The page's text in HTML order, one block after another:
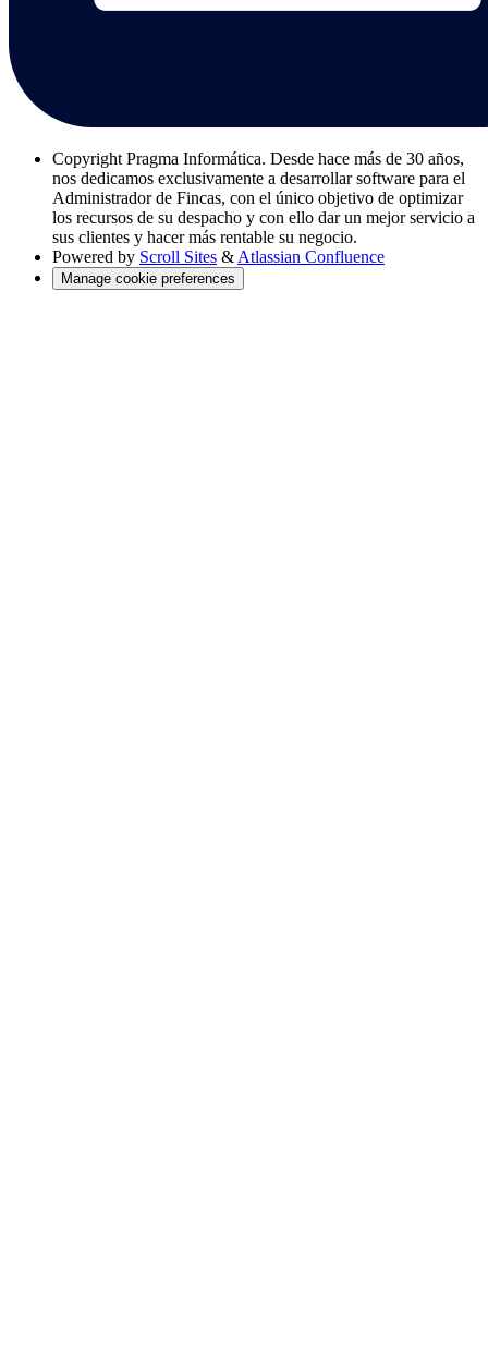
Copyright Pragma Informática. Desde hace más de 30 años,
nos dedicamos exclusivamente a desarrollar software para el
Administrador de Fincas, con el único objetivo de optimizar
los recursos de su despacho y con ello dar un mejor servicio a
sus clientes y hacer más rentable su negocio.
Powered by Scroll Sites & Atlassian Confluence
Manage cookie preferences